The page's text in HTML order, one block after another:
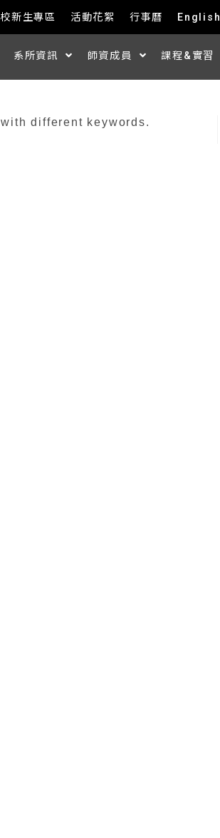
新生專區 活動花絮 行事曆 English
系所資訊 師資成員 課程&實習
different keywords.